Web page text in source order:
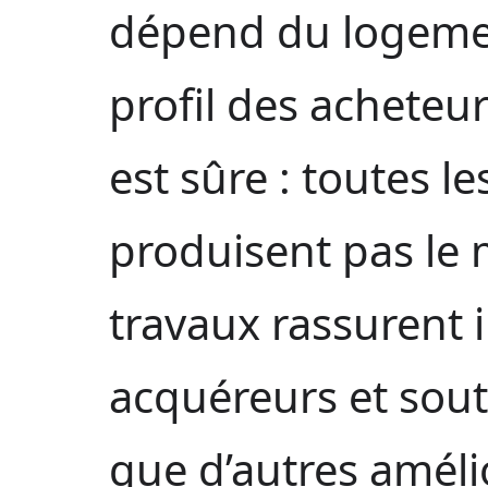
dépend du
profil des
est sûre : toutes
produisent pas le
travaux rassurent
acquéreurs et
que d’autres